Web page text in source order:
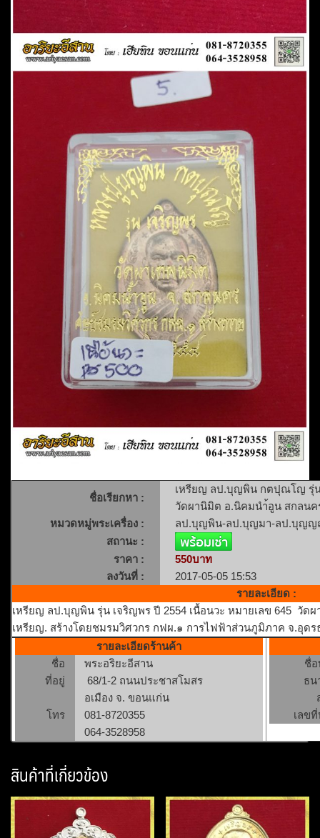
ชื่อเรียกหา :
เหรียญ ลป.บุญพิน กตปุณโญ รุ่น
วัดผานิมิต อ.นิคมนำ้อูน สกลนค
หมวดหมู่พระเครื่อง :
ลป.บุญพิน-ลป.บุญมา-ลป.บุญญ
สถานะ :
ราคา :
550บาท
ลงวันที่ :
2017-05-05 15:53
รายละเอียด :
เหรียญ ลป.บุญพิน รุ่น เจริญพร ปี 2554 เนื้อนวะ หมายเลข 645 วัด
เหรียญ. สร้างโดยชมรมวิศวกร กฟผ.๑ การไฟฟ้าส่วนภูมิภาค จ.อุด
รายละเอียดร้านค้า
ชื่อ
พระอริยะอีสาน
ที่อยู่
68/1-2 ถนนประชาสโมสร
อเมือง จ. ขอนแก่น
โทร
081-8720355
064-3528958
ชื่
ธน
เลข
สินค้าที่เกี่ยวข้อง